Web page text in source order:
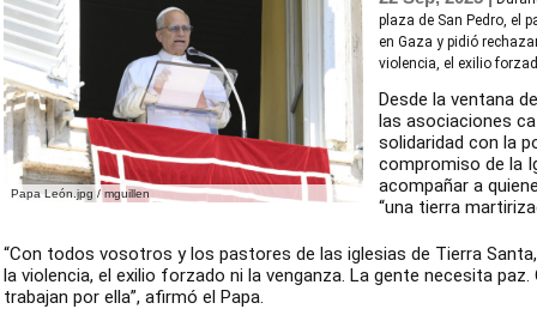
Papa León.jpg / mguillen
plaza de San Pedro, el
en Gaza y pidió
violencia, el exilio
Desde la ventana
las asociaciones
solidaridad con la
compromiso de la
acompañar a
“una tierra
“Con todos vosotros y los pastores de las iglesias de Tierra
la violencia, el exilio forzado ni la venganza. La gente necesita paz.
trabajan por ella”, afirmó el Papa.